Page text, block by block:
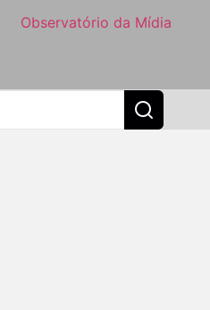
Observatório da Mídia